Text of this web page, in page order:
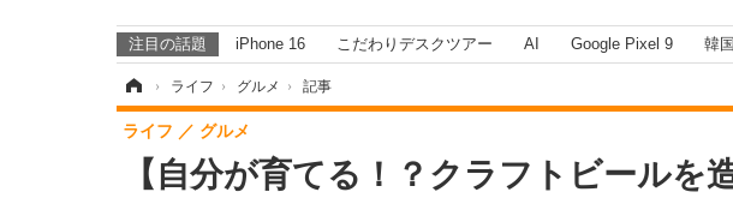
注目の話題 iPhone 16 こだわりデスクツアー AI Google Pixel 9 韓
› ライフ › グルメ › 記事
【自分が育てる！？クラフトビールを
ライフ グルメ